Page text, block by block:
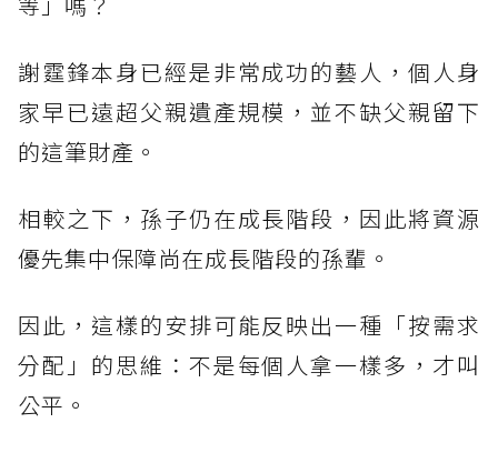
謝霆鋒本身已經是非常成功的藝人，個人身
家早已遠超父親遺產規模，並不缺父親留下
的這筆財產。
相較之下，孫子仍在成長階段，因此將資源
優先集中保障尚在成長階段的孫輩。
因此，這樣的安排可能反映出一種「按需求
分配」的思維：不是每個人拿一樣多，才叫
公平。